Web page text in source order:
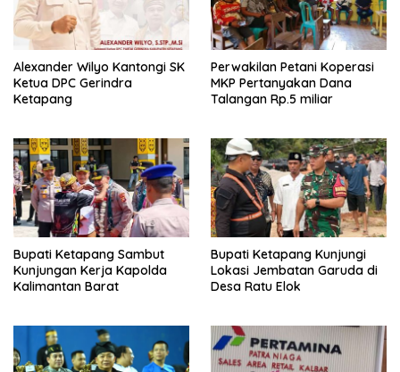
Alexander Wilyo Kantongi SK
Ketua DPC Gerindra
Ketapang
Perwakilan Petani Koperasi
MKP Pertanyakan Dana
Talangan Rp.5 miliar
Bupati Ketapang Sambut
Kunjungan Kerja Kapolda
Kalimantan Barat
Bupati Ketapang Kunjungi
Lokasi Jembatan Garuda di
Desa Ratu Elok